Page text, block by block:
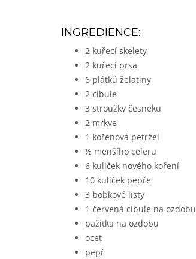
INGREDIENCE:
2 kuřecí skelety
2 kuřecí prsa
6 plátků želatiny
2 cibule
3 stroužky česneku
2 mrkve
1 kořenová petržel
½ menšího celeru
6 kuliček nového koření
10 kuliček pepře
3 bobkové listy
1 červená cibule na ozdobu
pažitka na ozdobu
ocet
pepř